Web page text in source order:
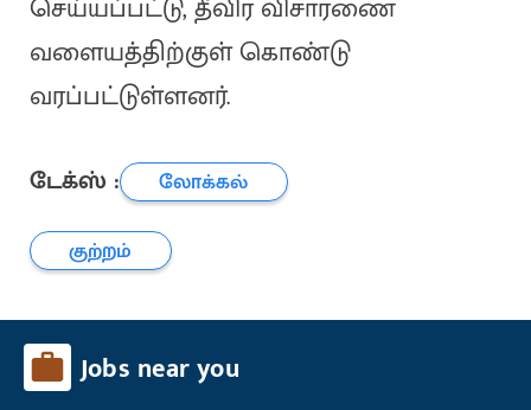
செய்யப்பட்டு, தீவிர விசாரணை
வளையத்திற்குள் கொண்டு
வரப்பட்டுள்ளனர்.
டேக்ஸ் :
லோக்கல்
குற்றம்
Jobs near you